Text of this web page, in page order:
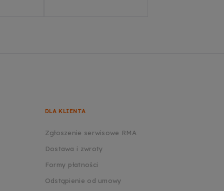
DLA KLIENTA
Zgłoszenie serwisowe RMA
Dostawa i zwroty
Formy płatności
Odstąpienie od umowy